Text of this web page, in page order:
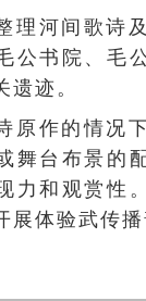
理河间歌诗
公书院、毛
遗迹。
原作的情况
舞台布景的
力和观赏性
展体验武传播